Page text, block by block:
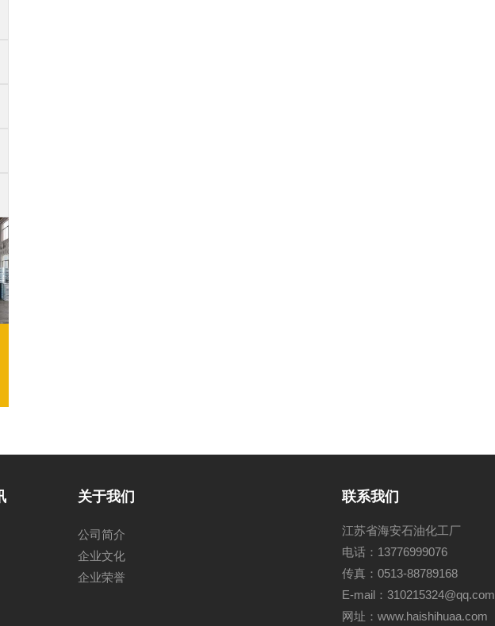
关于我们
公司简介
企业文化
企业荣誉
联系我们
江苏省海安石油化工厂
电话：13776999076
传真：0513-88789168
E-mail：310215324@qq.com
网址： www.haishihuaa.com